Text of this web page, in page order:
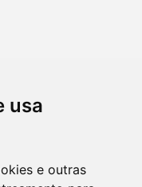
usa
e outras